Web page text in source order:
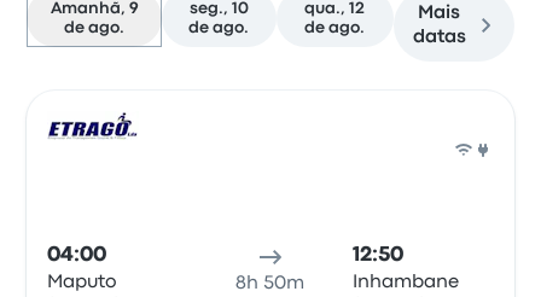
Amanhã, 9
de ago.
seg., 10
de ago.
qua., 12
de ago.
Mais
datas
04:00
Maputo
8h 50m
12:50
Inhambane